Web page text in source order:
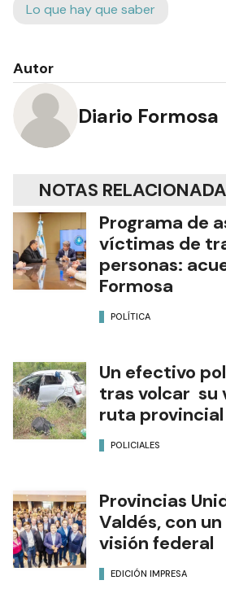
Lo que hay que saber
Autor
Diario Formosa
NOTAS
Programa de
víctimas de
personas:
Formosa
POLÍTICA
Un efectivo
tras volcar su
ruta provincial
POLICIALES
Provincias
Valdés, con
visión federal
EDICIÓN IMPRESA